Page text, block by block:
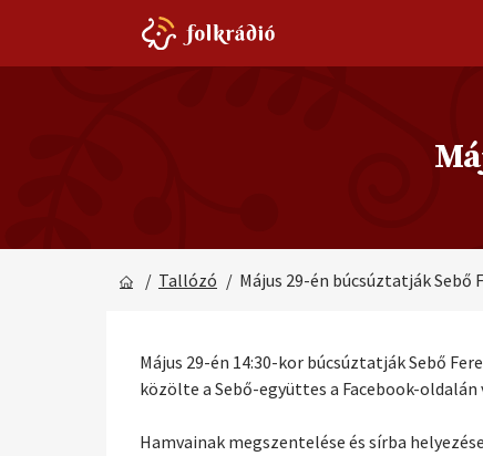
/ Tallózó / Május 29-én búcsúztatják Sebő
Május 29-én 14:30-kor búcsúztatják Sebő
közölte a Sebő-együttes a Facebook-oldalán
Hamvainak megszentelése és sírba